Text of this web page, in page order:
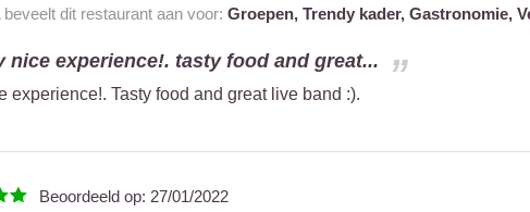
beveelt dit restaurant aan voor: Groepen, Trendy kader, Gastronomie,
nice experience!. tasty food and great...
experience!. Tasty food and great live band :).
Beoordeeld op: 27/01/2022